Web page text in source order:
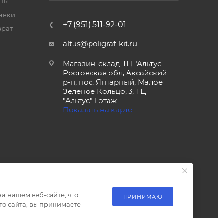
+7 (951) 511-92-01
altus@poligraf-kit.ru
Магазин-склад ТЦ "Альтус"
Ростовская обл, Аксайский
р-н, пос. Янтарный, Малое
Зеленое Кольцо, 3, ТЦ
"Альтус" 1 этаж
Показать на карте
нашем веб-сайте, что
сайта, вы принимаете
ПРИНИМАЮ